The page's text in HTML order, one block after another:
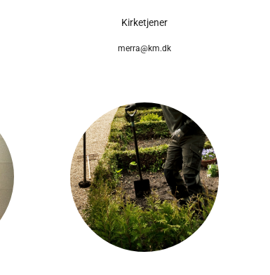
Kirketjener
merra@km.dk